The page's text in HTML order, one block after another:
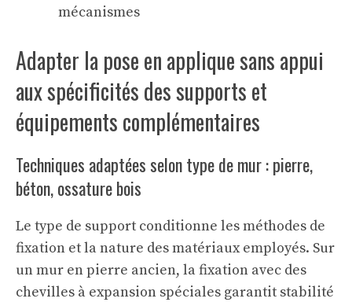
mécanismes
Adapter la pose en applique sans appui
aux spécificités des supports et
équipements complémentaires
Techniques adaptées selon type de mur : pierre,
béton, ossature bois
Le type de support conditionne les méthodes de
fixation et la nature des matériaux employés. Sur
un mur en pierre ancien, la fixation avec des
chevilles à expansion spéciales garantit stabilité